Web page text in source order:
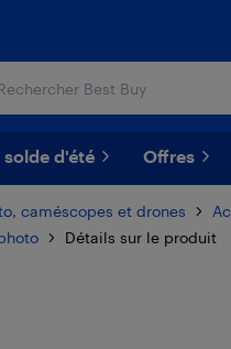
solde d'été Offres
caméscopes et drones
Détails sur le produit